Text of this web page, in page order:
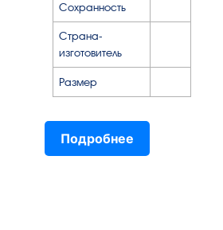
Сохранность
Страна-
изготовитель
Размер
Подробнее